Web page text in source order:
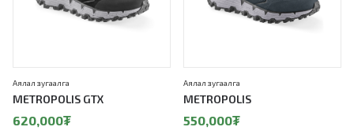
METROPOLIS GTX
Аялал зугаалга
620,000₮
METROPOLIS
Аялал зугаалга
550,000₮